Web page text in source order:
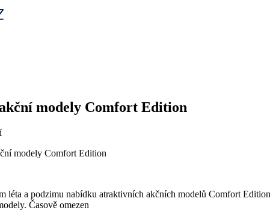
modely Comfort Edition
léta a podzimu nabídku atraktivních akčních modelů Comfort
Časově omezen